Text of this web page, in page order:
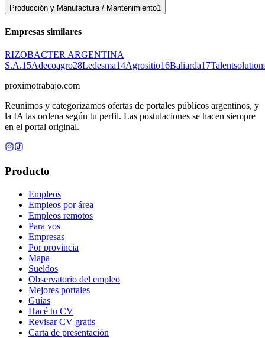
Producción y Manufactura / Mantenimiento1
Empresas similares
RIZOBACTER ARGENTINA
S.A.15Adecoagro28Ledesma14Agrositio16Baliarda17
proximotrabajo.com
Reunimos y categorizamos ofertas de portales públicos argentinos, y
la IA las ordena según tu perfil. Las postulaciones se hacen siempre
en el portal original.
Producto
Empleos
Empleos por área
Empleos remotos
Para vos
Empresas
Por provincia
Mapa
Sueldos
Observatorio del empleo
Mejores portales
Guías
Hacé tu CV
Revisar CV gratis
Carta de presentación